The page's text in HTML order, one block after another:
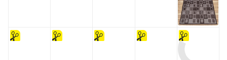
на
отрез
на
отрез
на
отрез
на
отрез
на
отрез